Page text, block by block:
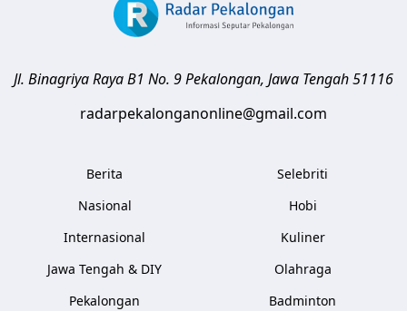
Jl. Binagriya Raya B1 No. 9Pekalongan, Jawa Tengah51116
radarpekalonganonline@gmail.com
Berita
Nasional
Internasional
Jawa Tengah & DIY
Pekalongan
Selebriti
Hobi
Kuliner
Olahraga
Badminton